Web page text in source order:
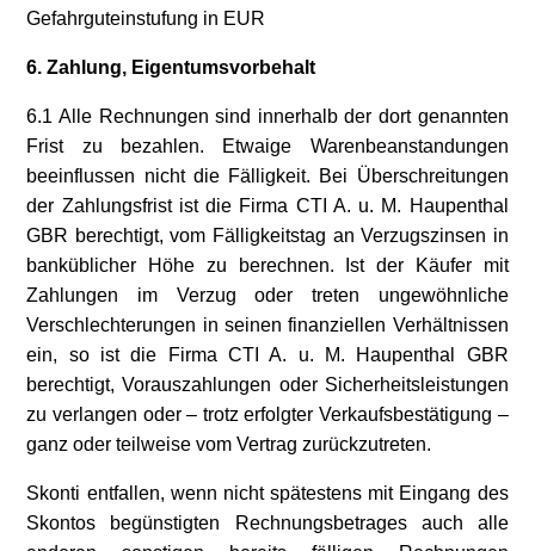
Gefahrguteinstufung in EUR
6. Zahlung, Eigentumsvorbehalt
6.1 Alle Rechnungen sind innerhalb der dort genannten
Frist zu bezahlen. Etwaige Warenbeanstandungen
beeinflussen nicht die Fälligkeit. Bei Überschreitungen
der Zahlungsfrist ist die Firma CTI A. u. M. Haupenthal
GBR berechtigt, vom Fälligkeitstag an Verzugszinsen in
banküblicher Höhe zu berechnen. Ist der Käufer mit
Zahlungen im Verzug oder treten ungewöhnliche
Verschlechterungen in seinen finanziellen Verhältnissen
ein, so ist die Firma CTI A. u. M. Haupenthal GBR
berechtigt, Vorauszahlungen oder Sicherheitsleistungen
zu verlangen oder – trotz erfolgter Verkaufsbestätigung –
ganz oder teilweise vom Vertrag zurückzutreten.
Skonti entfallen, wenn nicht spätestens mit Eingang des
Skontos begünstigten Rechnungsbetrages auch alle